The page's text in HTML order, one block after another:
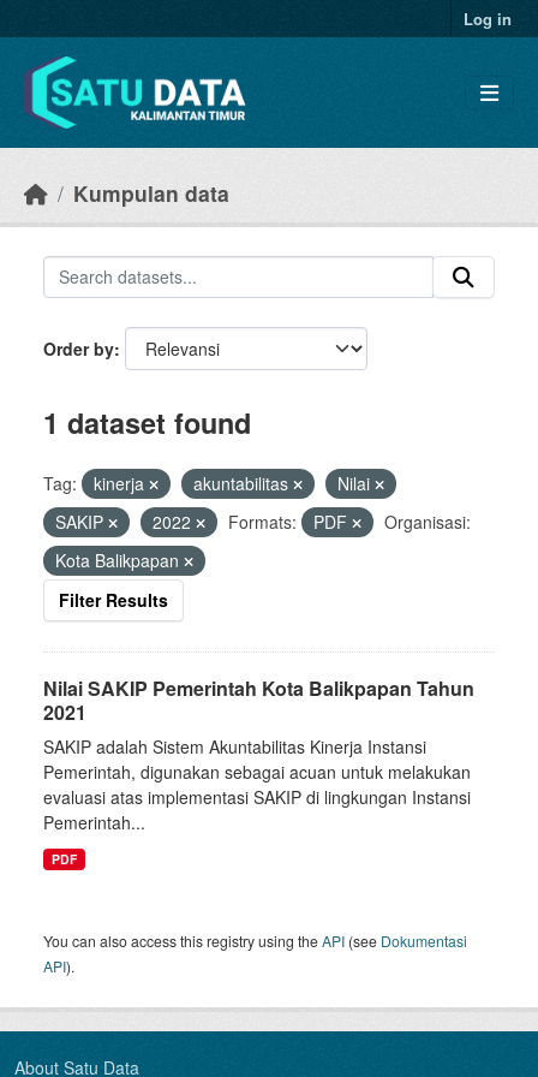
Log in
Kumpulan data
Order by
1 dataset found
Tag: kinerja akuntabilitas
Nilai
SAKIP
2022 Formats: PDF
Organisasi:
Kota Balikpapan
Filter Results
Nilai SAKIP Pemerintah Kota Balikpapan Tahun
2021
SAKIP adalah Sistem Akuntabilitas Kinerja Instansi
Pemerintah, digunakan sebagai acuan untuk melakukan
evaluasi atas implementasi SAKIP di lingkungan Instansi
Pemerintah...
PDF
You can also access this registry using theAPI (see Dokumentasi
API).
About Satu Data